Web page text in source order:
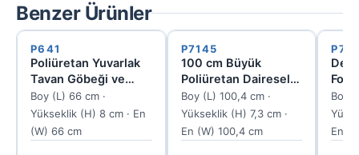
Benzer Ürünler
P641
Poliüretan Yuvarlak
Tavan Göbeği ve
Avize Rozeti Modeli
Boy (L) 66 cm ·
Yükseklik (H) 8 cm · En
(W) 66 cm
P7145
100 cm Büyük
Poliüretan Dairesel
Tavan Göbeği
Boy (L) 100,4 cm ·
Yükseklik (H) 7,3 cm ·
En (W) 100,4 cm
Boy
En